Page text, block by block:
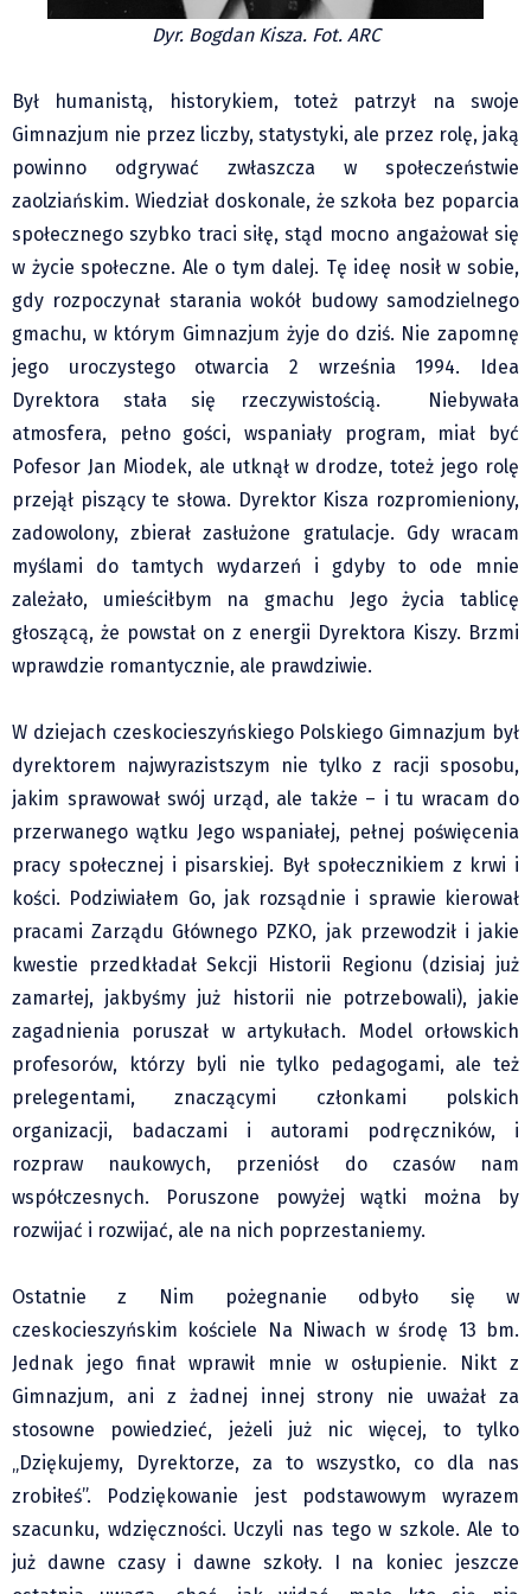
Dyr. Bogdan Kisza. Fot. ARC
Był humanistą, historykiem, toteż patrzył na swoje
Gimnazjum nie przez liczby, statystyki, ale przez rolę, jaką
powinno odgrywać zwłaszcza w społeczeństwie
zaolziańskim. Wiedział doskonale, że szkoła bez poparcia
społecznego szybko traci siłę, stąd mocno angażował się
w życie społeczne. Ale o tym dalej. Tę ideę nosił w sobie,
gdy rozpoczynał starania wokół budowy samodzielnego
gmachu, w którym Gimnazjum żyje do dziś. Nie zapomnę
jego uroczystego otwarcia 2 września 1994. Idea
Dyrektora stała się rzeczywistością. Niebywała
atmosfera, pełno gości, wspaniały program, miał być
Pofesor Jan Miodek, ale utknął w drodze, toteż jego rolę
przejął piszący te słowa. Dyrektor Kisza rozpromieniony,
zadowolony, zbierał zasłużone gratulacje. Gdy wracam
myślami do tamtych wydarzeń i gdyby to ode mnie
zależało, umieściłbym na gmachu Jego życia tablicę
głoszącą, że powstał on z energii Dyrektora Kiszy. Brzmi
wprawdzie romantycznie, ale prawdziwie.
W dziejach czeskocieszyńskiego Polskiego Gimnazjum był
dyrektorem najwyrazistszym nie tylko z racji sposobu,
jakim sprawował swój urząd, ale także – i tu wracam do
przerwanego wątku Jego wspaniałej, pełnej poświęcenia
pracy społecznej i pisarskiej. Był społecznikiem z krwi i
kości. Podziwiałem Go, jak rozsądnie i sprawie kierował
pracami Zarządu Głównego PZKO, jak przewodził i jakie
kwestie przedkładał Sekcji Historii Regionu (dzisiaj już
zamarłej, jakbyśmy już historii nie potrzebowali), jakie
zagadnienia poruszał w artykułach. Model orłowskich
profesorów, którzy byli nie tylko pedagogami, ale też
prelegentami, znaczącymi członkami polskich
organizacji, badaczami i autorami podręczników, i
rozpraw naukowych, przeniósł do czasów nam
współczesnych. Poruszone powyżej wątki można by
rozwijać i rozwijać, ale na nich poprzestaniemy.
Ostatnie z Nim pożegnanie odbyło się w
czeskocieszyńskim kościele Na Niwach w środę 13 bm.
Jednak jego finał wprawił mnie w osłupienie. Nikt z
Gimnazjum, ani z żadnej innej strony nie uważał za
stosowne powiedzieć, jeżeli już nic więcej, to tylko
„Dziękujemy, Dyrektorze, za to wszystko, co dla nas
zrobiłeś”. Podziękowanie jest podstawowym wyrazem
szacunku, wdzięczności. Uczyli nas tego w szkole. Ale to
już dawne czasy i dawne szkoły. I na koniec jeszcze